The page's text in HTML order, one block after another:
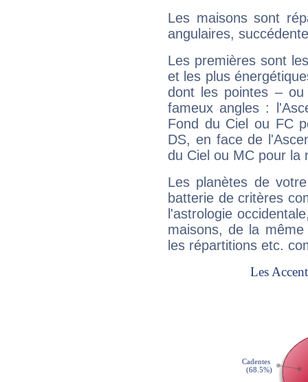
Les maisons sont
angulaires,
Les premières sont
et les plus
dont les pointes –
fameux angles :
Fond du Ciel ou FC
DS, en face de
du Ciel ou MC pour la
Les planètes de
batterie de critères
l'astrologie
maisons, de la
les répartitions etc.